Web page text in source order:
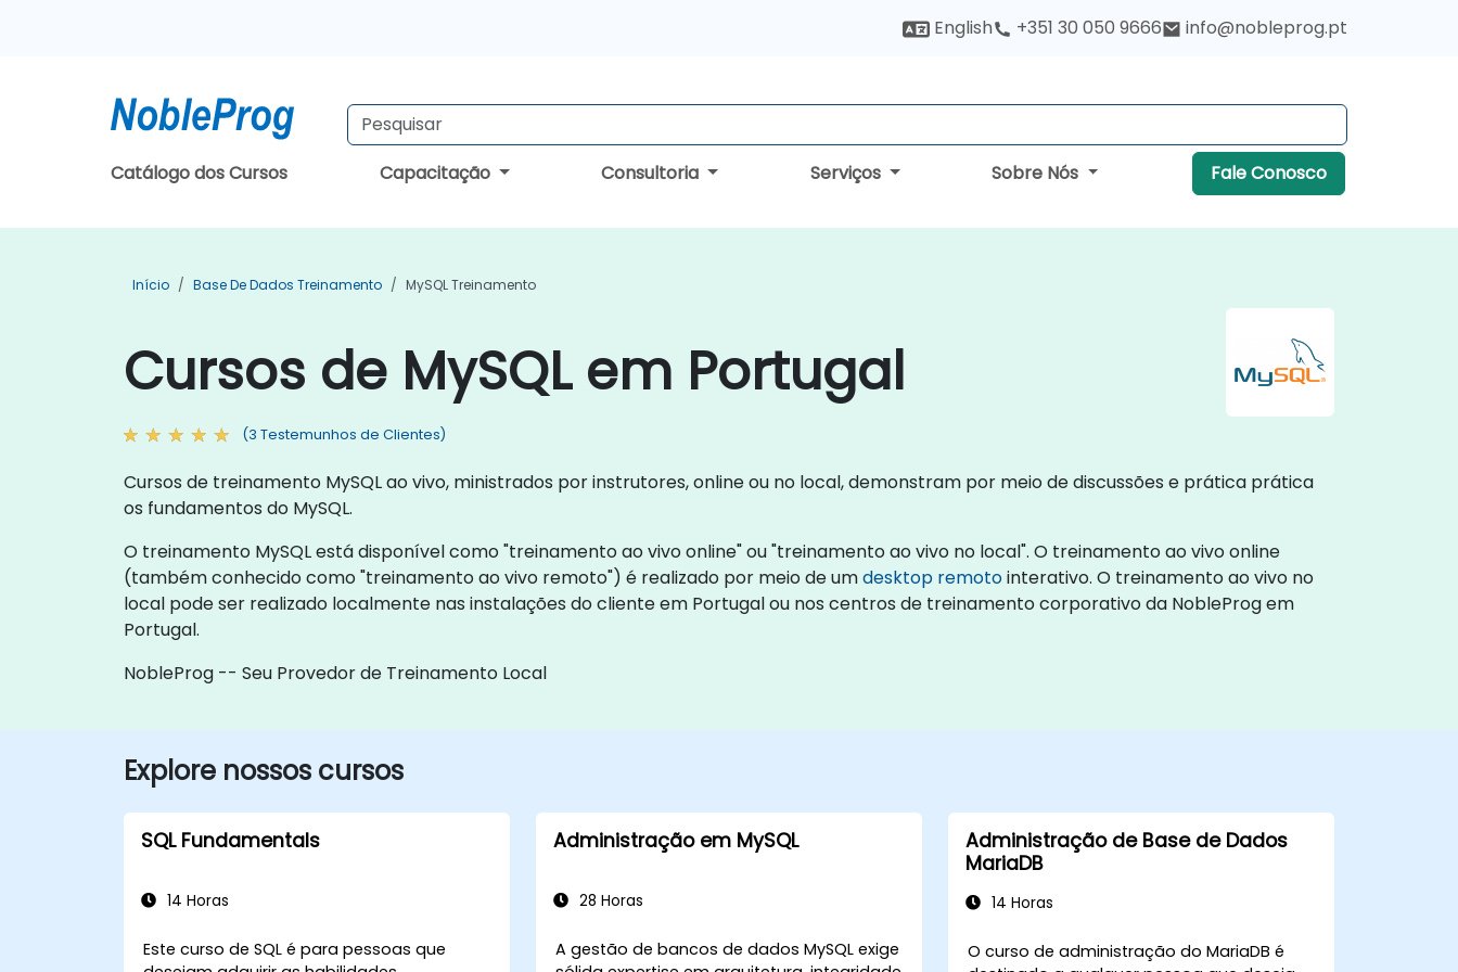
English +351 30 050 9666 info@nobleprog.pt
Catálogo dos Cursos Capacitação Consultoria Serviços Sobre Nós Fale Conosco
Início Base De Dados Treinamento MySQL Treinamento
Cursos de MySQL em Portugal
(3 Testemunhos de Clientes)
Cursos de treinamento MySQL ao vivo, ministrados por instrutores, online ou no local, demonstram por meio de discussões e prática prática
os fundamentos do MySQL.
O treinamento MySQL está disponível como "treinamento ao vivo online" ou "treinamento ao vivo no local". O treinamento ao vivo online
(também conhecido como "treinamento ao vivo remoto") é realizado por meio de umdesktop remotointerativo. O treinamento ao vivo no
local pode ser realizado localmente nas instalações do cliente em Portugal ou nos centros de treinamento corporativo da NobleProg em
Portugal.
NobleProg -- Seu Provedor de Treinamento Local
Explore nossos cursos
SQL Fundamentals
14 Horas
Este curso de SQL é para pessoas que
Administração em MySQL
28 Horas
A gestão de bancos de dados MySQL exige
Administração de Base de Dados
MariaDB
14 Horas
O curso de administração do MariaDB é